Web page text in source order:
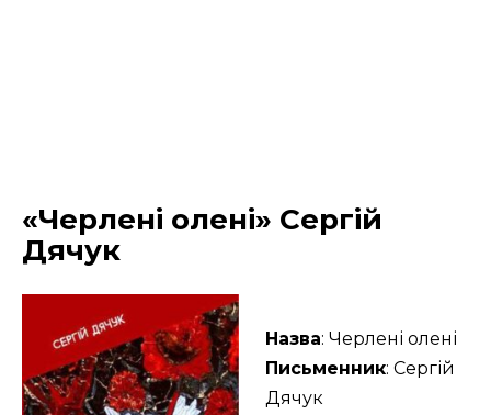
«Черлені олені» Сергій
Дячук
Назва: Черлені олені
Письменник: Сергій
Дячук